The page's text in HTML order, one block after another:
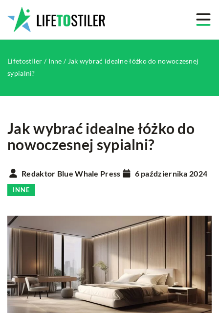
Lifetostiler / Inne / Jak wybrać idealne łóżko do nowoczesnej
sypialni?
Jak wybrać idealne łóżko do
nowoczesnej sypialni?
Redaktor Blue Whale Press 6 października 2024
INNE